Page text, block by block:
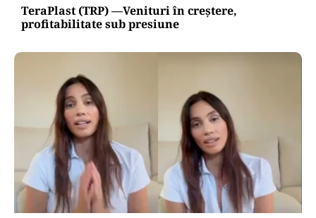
TeraPlast (TRP) —Venituri în creștere,
profitabilitate sub presiune